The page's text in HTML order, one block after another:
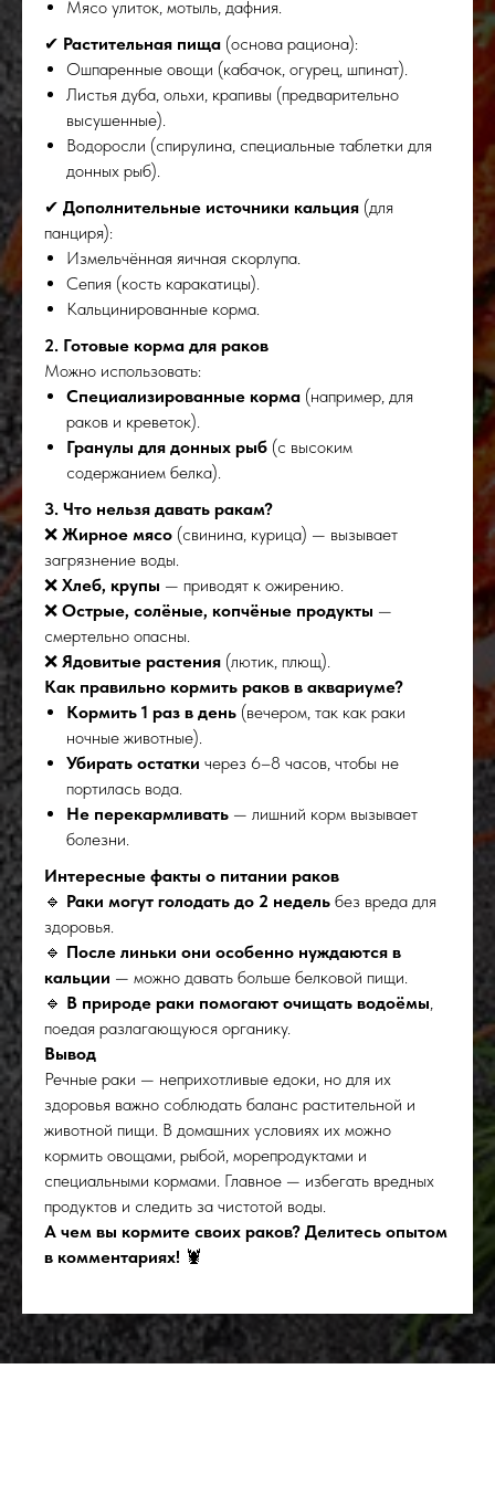
Мясо улиток, мотыль, дафния.
✔ Растительная пища (основа рациона):
Ошпаренные овощи (кабачок, огурец, шпинат).
Листья дуба, ольхи, крапивы (предварительно
высушенные).
Водоросли (спирулина, специальные таблетки для
донных рыб).
✔ Дополнительные источники кальция (для
панциря):
Измельчённая яичная скорлупа.
Сепия (кость каракатицы).
Кальцинированные корма.
2. Готовые корма для раков
Можно использовать:
Специализированные корма (например, для
раков и креветок).
Гранулы для донных рыб (с высоким
содержанием белка).
3. Что нельзя давать ракам?
❌ Жирное мясо (свинина, курица) — вызывает
загрязнение воды.
❌ Хлеб, крупы — приводят к ожирению.
❌ Острые, солёные, копчёные продукты —
смертельно опасны.
❌ Ядовитые растения (лютик, плющ).
Как правильно кормить раков в аквариуме?
Кормить 1 раз в день (вечером, так как раки
ночные животные).
Убирать остатки через 6–8 часов, чтобы не
портилась вода.
Не перекармливать — лишний корм вызывает
болезни.
Интересные факты о питании раков
🔹 Раки могут голодать до 2 недель без вреда для
здоровья.
🔹 После линьки они особенно нуждаются в
кальции — можно давать больше белковой пищи.
🔹 В природе раки помогают очищать водоёмы,
поедая разлагающуюся органику.
Вывод
Речные раки — неприхотливые едоки, но для их
здоровья важно соблюдать баланс растительной и
животной пищи. В домашних условиях их можно
кормить овощами, рыбой, морепродуктами и
специальными кормами. Главное — избегать вредных
продуктов и следить за чистотой воды.
А чем вы кормите своих раков? Делитесь опытом
в комментариях! 🦞